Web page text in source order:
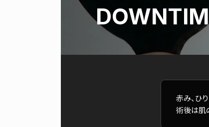
赤み、ひ
術後は肌